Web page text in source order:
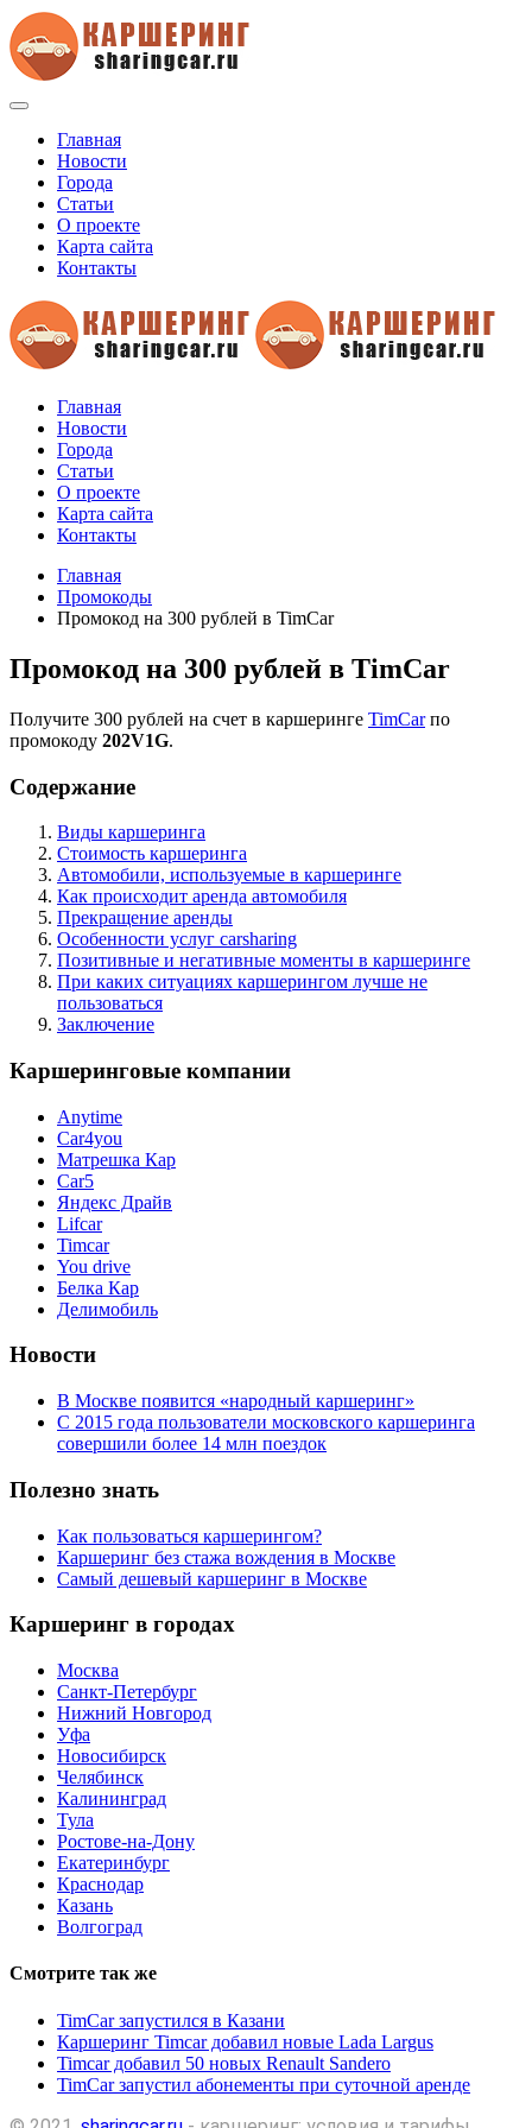
Главная
Новости
Города
Статьи
О проекте
Карта сайта
Контакты
Главная
Новости
Города
Статьи
О проекте
Карта сайта
Контакты
Главная
Промокоды
Промокод на 300 рублей в TimCar
Промокод на 300 рублей в TimCar
Получите 300 рублей на счет в каршеринге TimCarпо
промокоду 202V1G.
Содержание
Виды каршеринга
Стоимость каршеринга
Автомобили, используемые в каршеринге
Как происходит аренда автомобиля
Прекращение аренды
Особенности услуг carsharing
Позитивные и негативные моменты в каршеринге
При каких ситуациях каршерингом лучше не
пользоваться
Заключение
Каршеринговые компании
Anytime
Car4you
Матрешка Кар
Car5
Яндекс Драйв
Lifcar
Timcar
You drive
Белка Кар
Делимобиль
Новости
В Москве появится «народный каршеринг»
С 2015 года пользователи московского каршеринга
совершили более 14 млн поездок
Полезно знать
Как пользоваться каршерингом?
Каршеринг без стажа вождения в Москве
Самый дешевый каршеринг в Москве
Каршеринг в городах
Москва
Санкт-Петербург
Нижний Новгород
Уфа
Новосибирск
Челябинск
Калининград
Тула
Ростове-на-Дону
Екатеринбург
Краснодар
Казань
Волгоград
Смотрите так же
TimCar запустился в Казани
Каршеринг Timcar добавил новые Lada Largus
Timcar добавил 50 новых Renault Sandero
TimCar запустил абонементы при суточной аренде